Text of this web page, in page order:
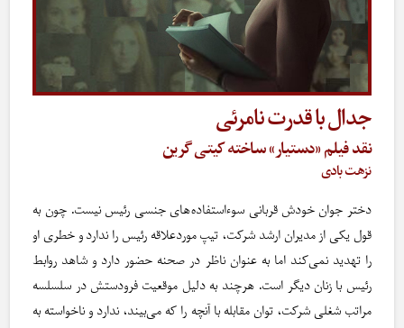
جدال با قدرت نامرئی
نقد فیلم «دستیار» ساخته کیتی گرین
نزهت بادی
دختر جوان خودش قربانی سوء‌استفاده‌های جنسی رئیس نیست. چون به
قول یکی از مدیران ارشد شرکت، تیپ موردعلاقه رئیس را ندارد و خطری او
را تهدید نمی‌کند اما به عنوان ناظر در صحنه حضور دارد و شاهد روابط
رئیس با زنان دیگر است. هرچند به دلیل موقعیت فرودستش در سلسلسه
مراتب شغلی شرکت، توان مقابله با آنچه را که می‌بیند، ندارد و ناخواسته به